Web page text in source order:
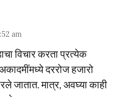
am
विचार करता प्रत्येक
दररोज हजारो
जातात. मात्र, अवघ्या काही